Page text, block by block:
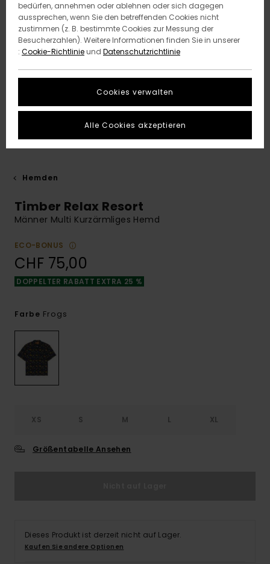
Hemden
Timber Relax Resort
Männer Multi Kurzärmliges Hemd
ECO-BONUS
CHF 75,00
DOPPELTER RABATT EXTRA 25 %
Farbe Frogs
XS S M L XL
Größentabelle Ansehen
Dieses Produkt ist derzeit nicht auf Lager.
Kaufen Sie andere Optionen
bedürfen, annehmen oder ablehnen oder sich dagegen
aussprechen, wenn Sie den betreffenden Cookies nicht
zustimmen (z. B. bestimmte Cookies zur Messung der
Besucherzahlen). Weitere Informationen finden Sie in unserer
: Cookie-Richtlinieund Datenschutzrichtlinie
Cookies verwalten
Alle Cookies akzeptieren